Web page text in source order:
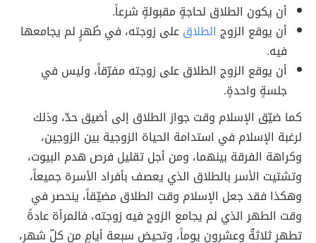
أن يكون الطلاق لحاجةٍ مقبولةٍ شرعاً.
أن يوقع الزوج الطلاقعلى زوجته، في طُهرٍ لم يجامعها
فيه.
أن يوقع الزوج الطلاق على زوجته مفرّقاً، وليس في
جلسةٍ واحدةٍ.
كما ضيّق الإسلام وقت جواز الطلاق إلى أضيق حدّ، وذلك
لرغبة الإسلام في استدامة الحياة الزوجية بين الزوجين،
وكراهة الفرقة بينهما، ومن أجل تقليل فرص هدم البيوت،
وتشتيت الأسر بالطلاق الذي يعصف بأفراد الأسرة جميعاً،
وهكذا فقد جعل الإسلام وقت الطلاق مضيّقاً، ينحصر في
وقت الطهر الذي لم يجامع الزوج فيه زوجته، فالمرأة عادةً
تطهر ثلاثةٌ وعشرون يوماً، وتحيض سبعة أيامٍ من كلّ شهرٍ،